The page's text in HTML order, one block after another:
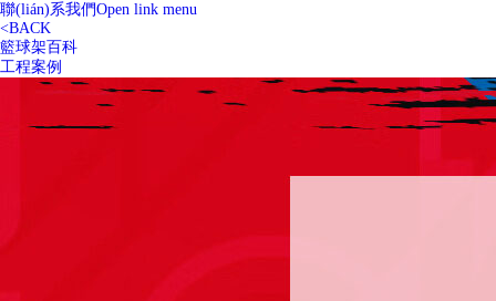
聯(lián)系我們Open link menu
<BACK
籃球架百科
工程案例